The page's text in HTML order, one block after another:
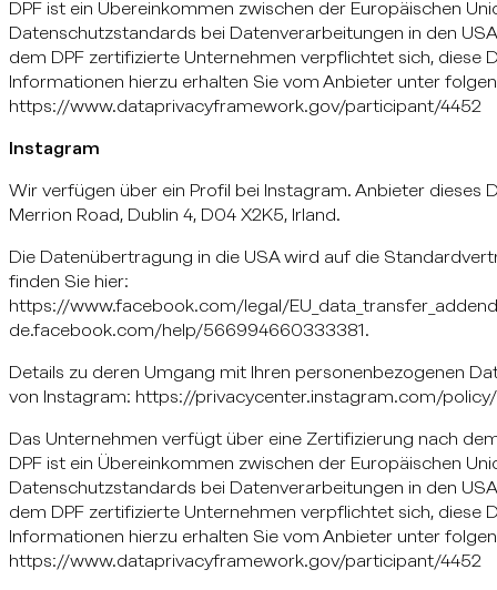
DPF ist ein Übereinkommen zwischen der Europäischen
Datenschutzstandards bei Datenverarbeitungen in den
dem DPF zertifizierte Unternehmen verpflichtet sich, diese
Informationen hierzu erhalten Sie vom Anbieter unter
https://www.dataprivacyframework.gov/participant/4452
Instagram
Wir verfügen über ein Profil bei Instagram. Anbieter dieses
Merrion Road, Dublin 4, D04 X2K5, Irland.
Die Datenübertragung in die USA wird auf die
finden Sie hier:
https://www.facebook.com/legal/
de.facebook.com/help/566994660333381.
Details zu deren Umgang mit Ihren personenbezogenen
von Instagram: https://privacycenter.instagram.com/
Das Unternehmen verfügt über eine Zertifizierung nach
DPF ist ein Übereinkommen zwischen der Europäischen
Datenschutzstandards bei Datenverarbeitungen in den
dem DPF zertifizierte Unternehmen verpflichtet sich, diese
Informationen hierzu erhalten Sie vom Anbieter unter
https://www.dataprivacyframework.gov/participant/4452